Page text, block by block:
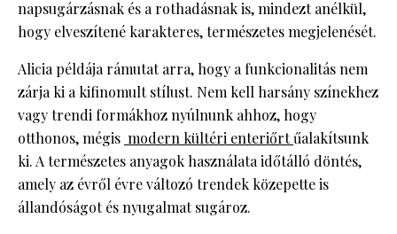
napsugárzásnak és a rothadásnak is, mindezt anélkül,
hogy elveszítené karakteres, természetes megjelenését.
Alicia példája rámutat arra, hogy a funkcionalitás nem
zárja ki a kifinomult stílust. Nem kell harsány színekhez
vagy trendi formákhoz nyúlnunk ahhoz, hogy
otthonos, mégis modern kültéri enteriőrtűalakítsunk
ki. A természetes anyagok használata időtálló döntés,
amely az évről évre változó trendek közepette is
állandóságot és nyugalmat sugároz.